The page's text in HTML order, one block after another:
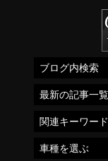
ブログ内検索
最新の記事一覧
関連キーワード
車種を選ぶ